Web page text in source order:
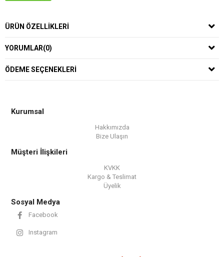
ÜRÜN ÖZELLIKLERI
YORUMLAR(0)
ÖDEME SEÇENEKLERI
Kurumsal
Hakkımızda
Bize Ulaşın
Müşteri İlişkileri
KVKK
Kargo & Teslimat
Üyelik
Sosyal Medya
Facebook
Instagram